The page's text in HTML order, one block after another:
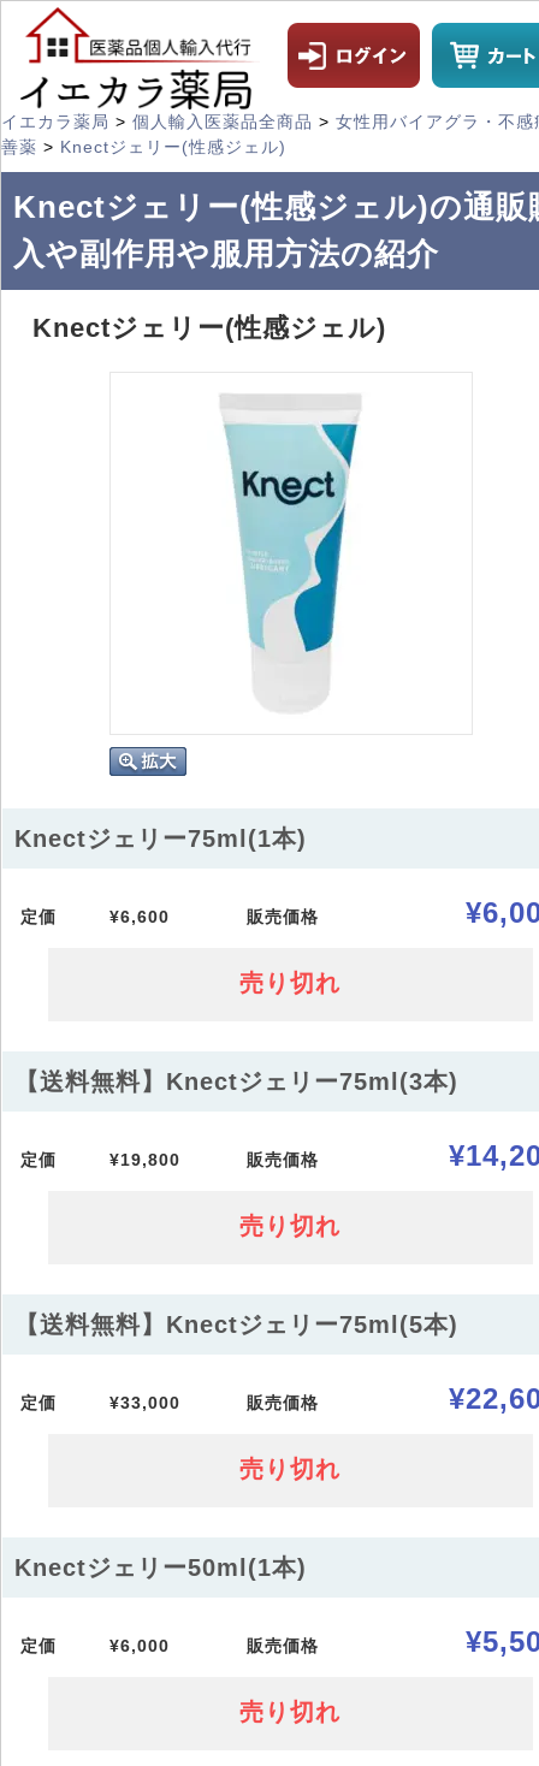
イエカラ薬局 > 個人輸入医薬品全商品 > 女性用バイアグラ・不感
善薬 > Knectジェリー(性感ジェル)
Knectジェリー(性感ジェル)の通販
入や副作用や服用方法の紹介
Knectジェリー(性感ジェル)
Knectジェリー75ml(1本)
定価 ¥6,600 販売価格
売り切れ
【送料無料】Knectジェリー75ml(3本)
定価 ¥19,800 販売価格
売り切れ
【送料無料】Knectジェリー75ml(5本)
定価 ¥33,000 販売価格
売り切れ
Knectジェリー50ml(1本)
定価 ¥6,000 販売価格
売り切れ